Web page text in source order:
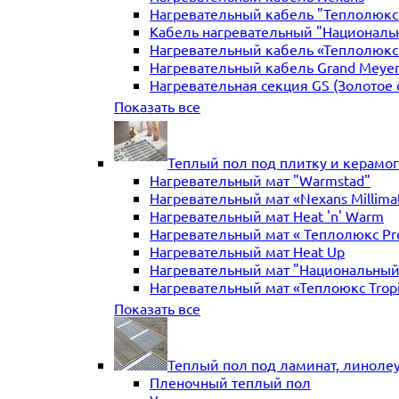
Нагревательный кабель
Кабель нагревательный
Нагревательный кабель
Нагревательный кабель Grand Meyer
Нагревательная секция GS (Золотое
Нагревательная секция "Теплый
Показать все
Теплый пол под плитку и
Нагревательный мат "Warmstad"
Нагревательный мат «Nexans
Нагревательный мат Heat 'n' Warm
Нагревательный мат « Теплолюкс
Нагревательный мат Heat Up
Нагревательный мат
Нагревательный мат «Теплоюкс
Нагревательный мат Electrolux
Нагревательные маты Золотое
Нагревательный мат "Теплый пол
Нагревательный мат WarmeEnergie
Мат нагревательный "Теплолюкс"
Показать все
Теплый пол под ламинат,
Пленочный теплый пол